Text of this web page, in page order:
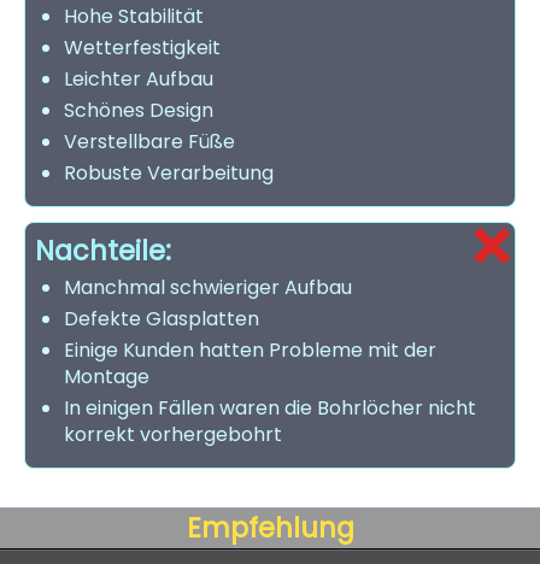
Hohe Stabilität
Wetterfestigkeit
Leichter Aufbau
Schönes Design
Verstellbare Füße
Robuste Verarbeitung
Nachteile:
Manchmal schwieriger Aufbau
Defekte Glasplatten
Einige Kunden hatten Probleme mit der
Montage
In einigen Fällen waren die Bohrlöcher nicht
korrekt vorhergebohrt
Empfehlung